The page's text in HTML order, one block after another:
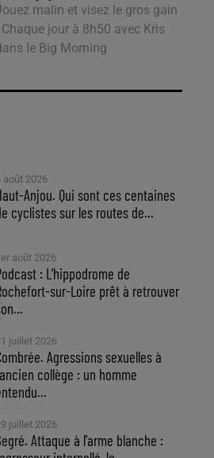
malin et visez le gros gain
Chaque jour à 8h50 avec Kris
le Big Morning
août 2026
Anjou. Qui sont ces centaines
cyclistes sur les routes de...
août 2026
: L’hippodrome de
sur-Loire prêt à retrouver
juillet 2026
Agressions sexuelles à
collège : un homme
juillet 2026
Attaque à l'arme blanche :